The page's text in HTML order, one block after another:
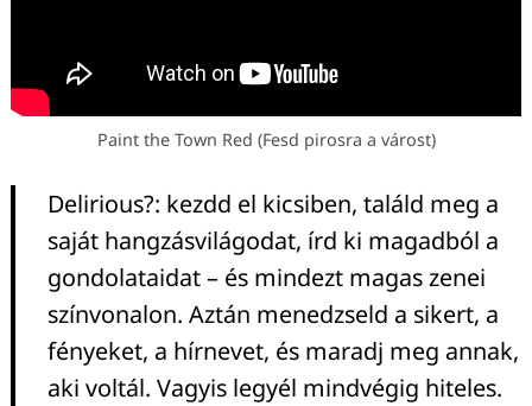
Paint the Town Red (Fesd pirosra a várost)
Delirious?: kezdd el kicsiben, találd meg a
saját hangzásvilágodat, írd ki magadból a
gondolataidat – és mindezt magas zenei
színvonalon. Aztán menedzseld a sikert, a
fényeket, a hírnevet, és maradj meg annak,
aki voltál. Vagyis legyél mindvégig hiteles.